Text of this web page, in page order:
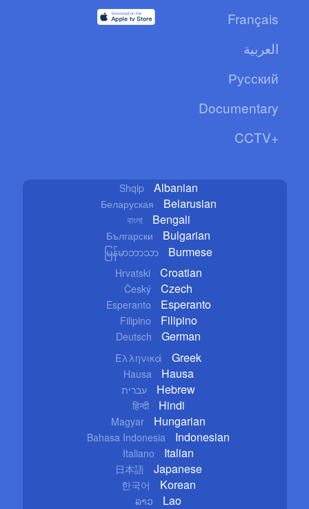
Français
العربية
Русский
Documentary
CCTV+
Shqip Albanian
Беларуская Belarusian
বাংলা Bengali
Български Bulgarian
မြန်မာဘာသာ Burmese
Hrvatski Croatian
Český Czech
Esperanto Esperanto
Filipino Filipino
Deutsch German
Ελληνικά Greek
Hausa Hausa
עברית Hebrew
हिन्दी Hindi
Magyar Hungarian
Bahasa Indonesia Indonesian
Italiano Italian
日本語 Japanese
한국어 Korean
ລາວ Lao